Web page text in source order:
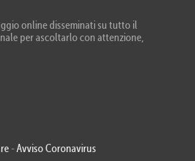
online disseminati su tutto il
per ascoltarlo con attenzione,
-Avviso Coronavirus